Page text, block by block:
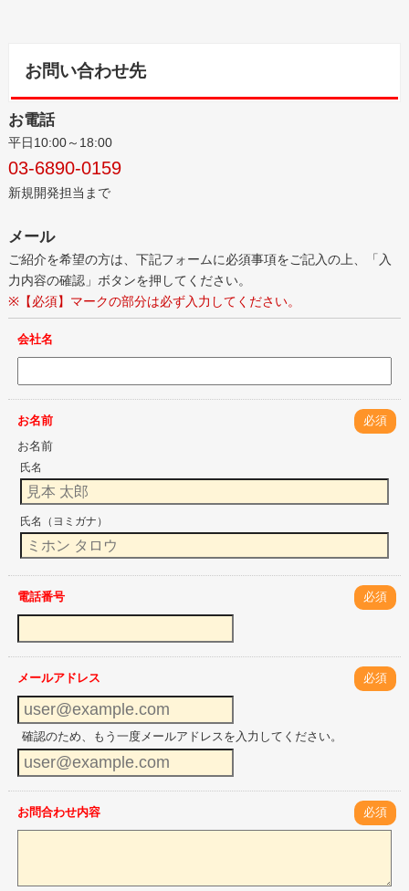
お問い合わせ先
お電話
平日10:00～18:00
03-6890-0159
新規開発担当まで
メール
ご紹介を希望の方は、下記フォームに必須事項をご記入の上、「入
力内容の確認」ボタンを押してください。
※【必須】マークの部分は必ず入力してください。
会社名
お名前
必須
お名前
氏名
氏名（ヨミガナ）
電話番号 必須
メールアドレス 必須
確認のため、もう一度メールアドレスを入力してください。
お問合わせ内容 必須